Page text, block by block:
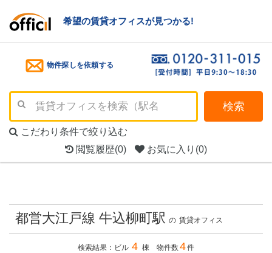
希望の賃貸オフィスが見つかる!
物件探しを依頼する
検索
こだわり条件で絞り込む
閲覧履歴(0) お気に入り (0)
都営大江戸線 牛込柳町駅 の 賃貸オフィス
検索結果：ビル 4 棟 物件数4件